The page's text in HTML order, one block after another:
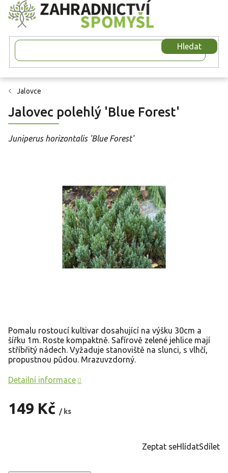
Přejít
na
obsah
Hledat
Jalovce
Jalovec polehlý 'Blue Forest'
Juniperus horizontalis 'Blue Forest'
149 Kč / ks
Pomalu rostoucí kultivar dosahující na výšku 30cm a
šířku 1m. Roste kompaktně. Safírově zelené jehlice mají
stříbřitý nádech. Vyžaduje stanoviště na slunci, s vlhčí,
propustnou půdou. Mrazuvzdorný.
Detailní informace
Zeptat seHlídatSdílet